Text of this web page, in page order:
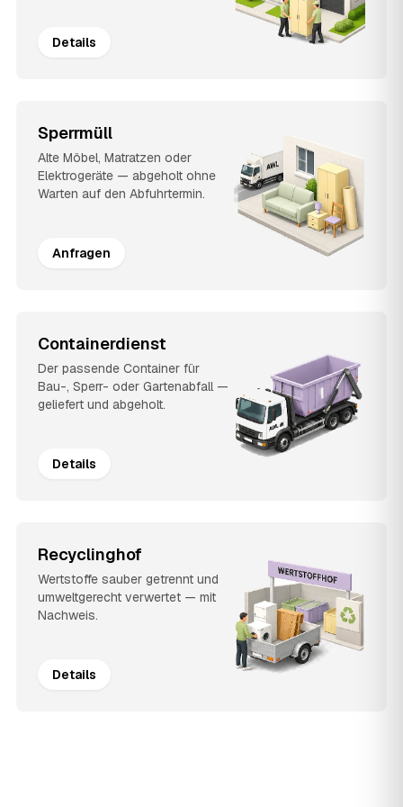
Details
Sperrmüll
Alte Möbel, Matratzen oder
Elektrogeräte — abgeholt ohne
Warten auf den Abfuhrtermin.
Anfragen
Containerdienst
Der passende Container für
Bau-, Sperr- oder Gartenabfall —
geliefert und abgeholt.
Details
Recyclinghof
Wertstoffe sauber getrennt und
umweltgerecht verwertet — mit
Nachweis.
Details